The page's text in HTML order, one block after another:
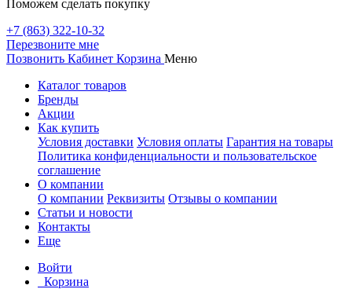
Поможем сделать покупку
+7 (863) 322-10-32
Перезвоните мне
Позвонить Кабинет Корзина Меню
Каталог товаров
Бренды
Акции
Как купить
Условия доставки Условия оплаты Гарантия на товары
Политика конфиденциальности и пользовательское
соглашение
О компании
О компании Реквизиты Отзывы о компании
Статьи и новости
Контакты
Еще
Войти
Корзина